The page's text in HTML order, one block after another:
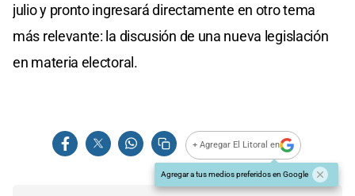
julio y pronto ingresará directamente en otro tema
más relevante: la discusión de una nueva legislación
en materia electoral.
+ Agregar El Litoral en
Agregar a tus medios preferidos en Google